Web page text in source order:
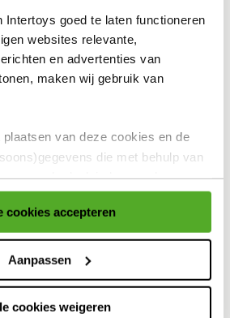
goed te laten functioneren
websites relevante,
en advertenties van
maken wij gebruik van
van deze cookies en de
die met behulp van
doeleinden worden
of aanpassen.
cookies verwijzen wij naar onze
cookies accepteren
Aanpassen
cookies weigeren
Gratis ophalen na 60 minuten!
binnen 1-2 dagen in huis
in onze winkels
Gratis verzending vanaf 25,-
dagen bedenktijd